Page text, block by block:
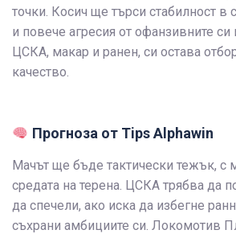
точки. Косич ще търси стабилност в
и повече агресия от офанзивните си
ЦСКА, макар и ранен, си остава
качество.
Прогноза от Tips Alphawin
Мачът ще бъде тактически тежък, с
средата на терена. ЦСКА трябва да
да спечели, ако иска да избегне
съхрани амбициите си. Локомотив